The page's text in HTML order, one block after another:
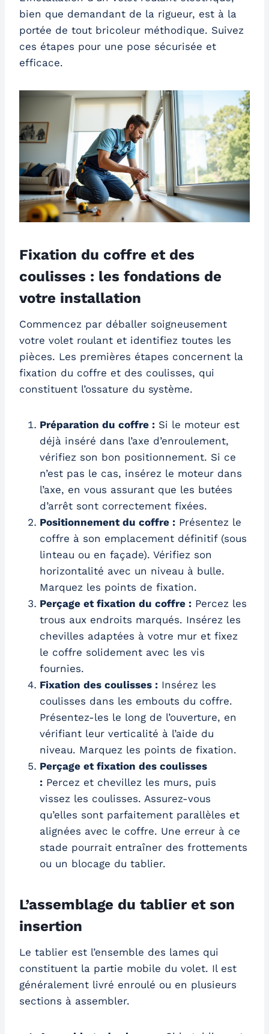
bien que demandant de la rigueur, est à la
portée de tout bricoleur méthodique. Suivez
ces étapes pour une pose sécurisée et
efficace.
Fixation du coffre et des
coulisses : les fondations de
votre installation
Commencez par déballer soigneusement
votre volet roulant et identifiez toutes les
pièces. Les premières étapes concernent la
fixation du coffre et des coulisses, qui
constituent l’ossature du système.
Préparation du coffre : Si le moteur est
déjà inséré dans l’axe d’enroulement,
vérifiez son bon positionnement. Si ce
n’est pas le cas, insérez le moteur dans
l’axe, en vous assurant que les butées
d’arrêt sont correctement fixées.
Positionnement du coffre : Présentez le
coffre à son emplacement définitif (sous
linteau ou en façade). Vérifiez son
horizontalité avec un niveau à bulle.
Marquez les points de fixation.
Perçage et fixation du coffre : Percez les
trous aux endroits marqués. Insérez les
chevilles adaptées à votre mur et fixez
le coffre solidement avec les vis
fournies.
Fixation des coulisses : Insérez les
coulisses dans les embouts du coffre.
Présentez-les le long de l’ouverture, en
vérifiant leur verticalité à l’aide du
niveau. Marquez les points de fixation.
Perçage et fixation des coulisses
: Percez et chevillez les murs, puis
vissez les coulisses. Assurez-vous
qu’elles sont parfaitement parallèles et
alignées avec le coffre. Une erreur à ce
stade pourrait entraîner des frottements
ou un blocage du tablier.
L’assemblage du tablier et son
insertion
Le tablier est l’ensemble des lames qui
constituent la partie mobile du volet. Il est
généralement livré enroulé ou en plusieurs
sections à assembler.